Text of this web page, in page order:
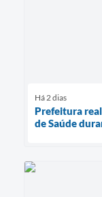
Há 2 dias
Prefeitura
de Saúde